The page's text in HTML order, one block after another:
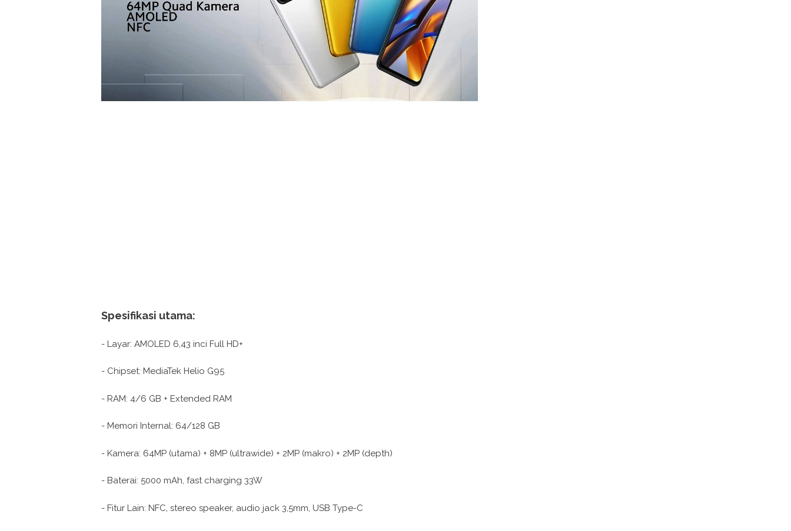
Spesifikasi utama:
- Layar: AMOLED 6,43 inci Full HD+
- Chipset: MediaTek Helio G95
- RAM: 4/6 GB + Extended RAM
- Memori Internal: 64/128 GB
- Kamera: 64MP (utama) + 8MP (ultrawide) + 2MP (makro) + 2MP (depth)
- Baterai: 5000 mAh, fast charging 33W
- Fitur Lain: NFC, stereo speaker, audio jack 3,5mm, USB Type-C